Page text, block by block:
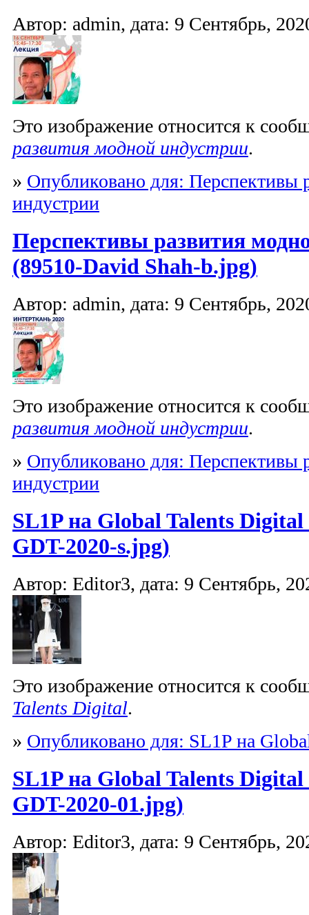
Автор: admin, дата: 9 Сентябрь,
Это изображение относится к
развития модной индустрии.
» Опубликовано для: Перспективы
индустрии
Перспективы развития
(89510-David Shah-b.jpg)
Автор: admin, дата: 9 Сентябрь,
Это изображение относится к
развития модной индустрии.
» Опубликовано для: Перспективы
индустрии
SL1P на Global Talents Digital
GDT-2020-s.jpg)
Автор: Editor3, дата: 9 Сентябрь,
Это изображение относится к
Talents Digital.
» Опубликовано для: SL1P на
SL1P на Global Talents Digital
GDT-2020-01.jpg)
Автор: Editor3, дата: 9 Сентябрь,